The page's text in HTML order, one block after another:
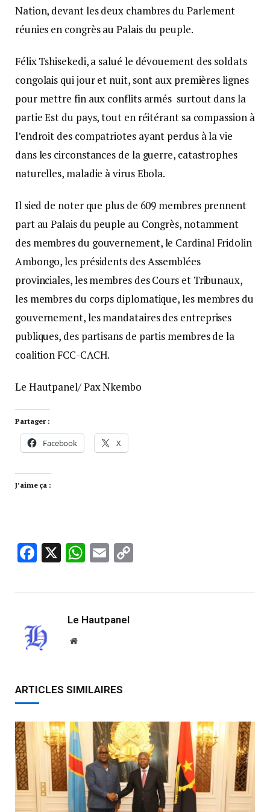
Nation, devant les deux chambres du Parlement
réunies en congrès au Palais du peuple.
Félix Tshisekedi, a salué le dévouement des soldats
congolais qui jour et nuit, sont aux premières lignes
pour mettre fin aux conflits armés surtout dans la
partie Est du pays, tout en réitérant sa compassion à
l’endroit des compatriotes ayant perdus à la vie
dans les circonstances de la guerre, catastrophes
naturelles, maladie à virus Ebola.
Il sied de noter que plus de 609 membres prennent
part au Palais du peuple au Congrès, notamment
des membres du gouvernement, le Cardinal Fridolin
Ambongo, les présidents des Assemblées
provinciales, les membres des Cours et Tribunaux,
les membres du corps diplomatique, les membres du
gouvernement, les mandataires des entreprises
publiques, des partisans de partis membres de la
coalition FCC-CACH.
Le Hautpanel/ Pax Nkembo
Partager :
Facebook X
J’aime ça :
Facebook
X WhatsApp
Email
Le Hautpanel
Website
ARTICLES SIMILAIRES